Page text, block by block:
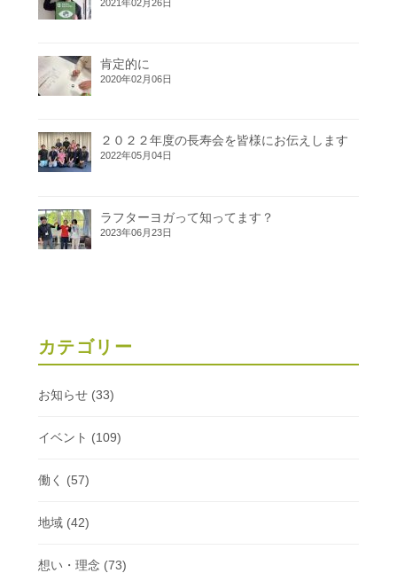
2021年02月26日
肯定的に
2020年02月06日
２０２２年度の長寿会を皆様にお伝えします
2022年05月04日
ラフターヨガって知ってます？
2023年06月23日
カテゴリー
お知らせ(33)
イベント (109)
働く (57)
地域(42)
想い・理念 (73)